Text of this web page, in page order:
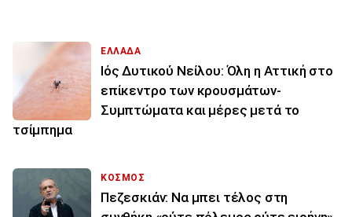
ΕΛΛΑΔΑ
Ιός Δυτικού Νείλου: Όλη η Αττική στο
επίκεντρο των κρουσμάτων-
Συμπτώματα και μέρες μετά το
τσίμπημα
ΚΟΣΜΟΣ
Πεζεσκιάν: Να μπει τέλος στη